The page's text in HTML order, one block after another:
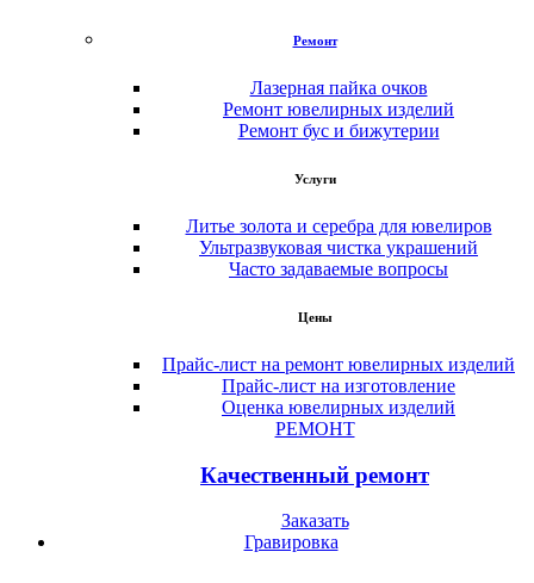
Ремонт
Лазерная пайка очков
Ремонт ювелирных изделий
Ремонт бус и бижутерии
Услуги
Литье золота и серебра для ювелиров
Ультразвуковая чистка украшений
Часто задаваемые вопросы
Цены
Прайс-лист на ремонт ювелирных изделий
Прайс-лист на изготовление
Оценка ювелирных изделий
РЕМОНТ
Качественный ремонт
Заказать
Гравировка